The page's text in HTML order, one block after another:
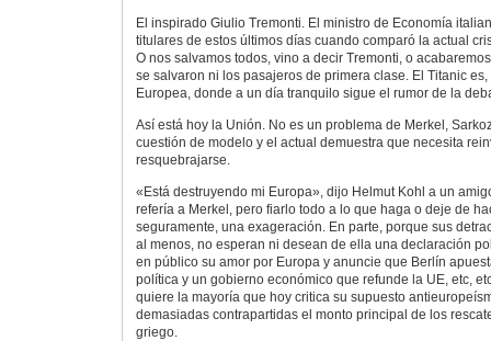
El inspirado Giulio Tremonti. El ministro de Economía
titulares de estos últimos días cuando comparó la actual
O nos salvamos todos, vino a decir Tremonti, o
se salvaron ni los pasajeros de primera clase. El Titanic
Europea, donde a un día tranquilo sigue el rumor de la
Así está hoy la Unión. No es un problema de Merkel,
cuestión de modelo y el actual demuestra que necesita
resquebrajarse.
«Está destruyendo mi Europa», dijo Helmut Kohl a un
refería a Merkel, pero fiarlo todo a lo que haga o deje de
seguramente, una exageración. En parte, porque sus
al menos, no esperan ni desean de ella una declaración
en público su amor por Europa y anuncie que Berlín
política y un gobierno económico que refunde la UE, etc,
quiere la mayoría que hoy critica su supuesto
demasiadas contrapartidas el monto principal de los
griego.